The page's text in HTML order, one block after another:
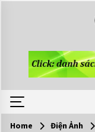
Home Điện Ảnh